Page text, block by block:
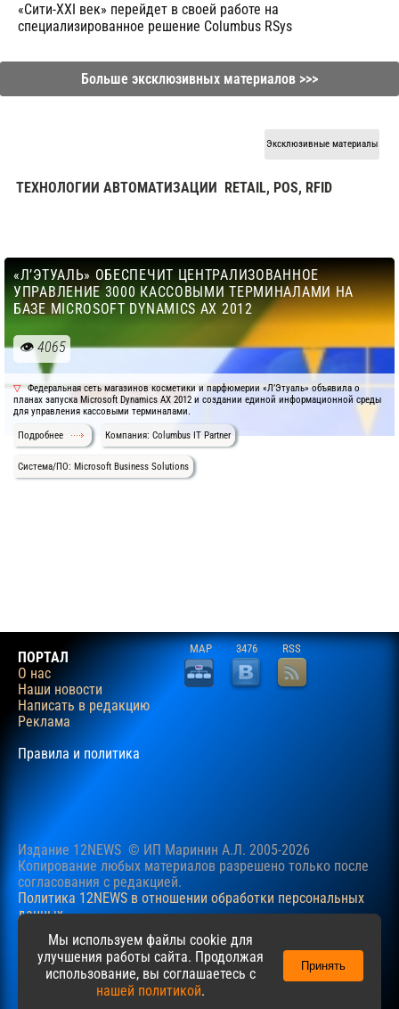
«Cити-XXI век» перейдет в своей работе на
специализированное решение Columbus RSys
Больше эксклюзивных материалов >>>
Эксклюзивные материалы
ТЕХНОЛОГИИ АВТОМАТИЗАЦИИ RETAIL, POS, RFID
«Л’ЭТУАЛЬ» ОБЕСПЕЧИТ ЦЕНТРАЛИЗОВАННОЕ
УПРАВЛЕНИЕ 3000 КАССОВЫМИ ТЕРМИНАЛАМИ НА
БАЗЕ MICROSOFT DYNAMICS AX 2012
4065
Федеральная сеть магазинов косметики и парфюмерии «Л’Этуаль» объявила о
планах запуска Microsoft Dynamics AX 2012 и создании единой информационной среды
для управления кассовыми терминалами.
Подробнее Компания: Columbus IT Partner
Система/ПО: Microsoft Business Solutions
ПОРТАЛ
О нас
Наши новости
Написать в редакцию
Реклама
Правила и политика
MAP 3476 RSS
Издание 12NEWS © ИП Маринин А.Л. 2005-2026
Копирование любых материалов разрешено только после
согласования c редакцией.
Политика 12NEWS в отношении обработки персональных
данных
Наш сайт использует файлы cookie для учучшения
пользовательского опыта. Продолжая просматривать сайт,
вы соглашаетесь с нашейПолитикойв отношении файлов
Мы используем файлы cookie для
улучшения работы сайта. Продолжая
использование, вы соглашаетесь с
нашей политикой.
Принять